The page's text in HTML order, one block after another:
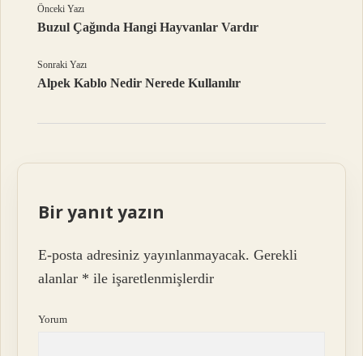
Önceki Yazı
Buzul Çağında Hangi Hayvanlar Vardır
Sonraki Yazı
Alpek Kablo Nedir Nerede Kullanılır
Bir yanıt yazın
E-posta adresiniz yayınlanmayacak. Gerekli
alanlar * ile işaretlenmişlerdir
Yorum